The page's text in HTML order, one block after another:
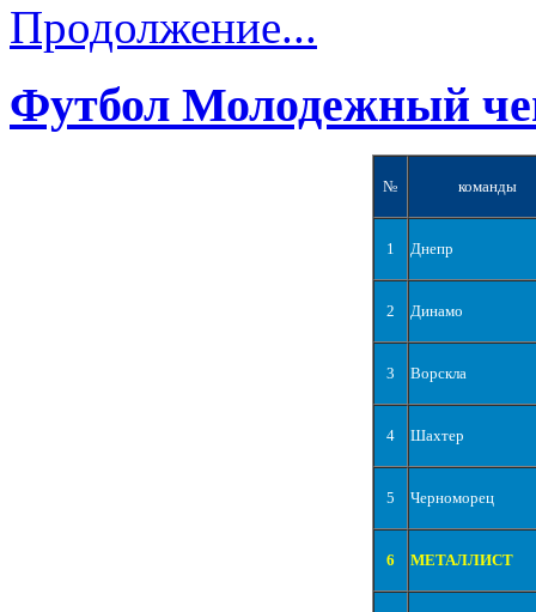
Продолжение...
Футбол Молодежный
№ команды
1 Днепр
2 Динамо
3 Ворскла
4 Шахтер
5 Черноморец
6 МЕТАЛЛИСТ